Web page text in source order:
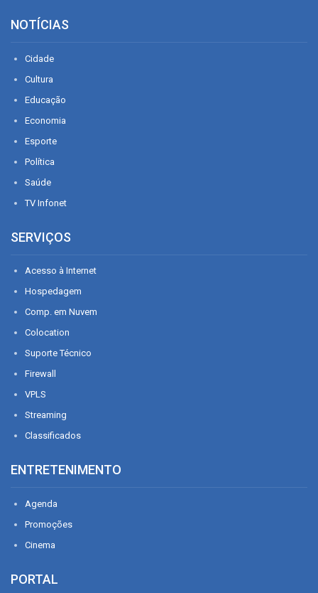
NOTÍCIAS
Cidade
Cultura
Educação
Economia
Esporte
Política
Saúde
TV Infonet
SERVIÇOS
Acesso à Internet
Hospedagem
Comp. em Nuvem
Colocation
Suporte Técnico
Firewall
VPLS
Streaming
Classificados
ENTRETENIMENTO
Agenda
Promoções
Cinema
PORTAL